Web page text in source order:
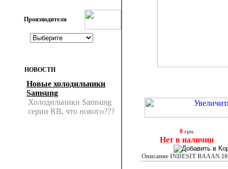
Производители
НОВОСТИ
Новые холодильники
Samsung
Холодильники Samsung
серии RB, что нового???
0грн.
Нет в наличии
Описание INDESIT BAAAN